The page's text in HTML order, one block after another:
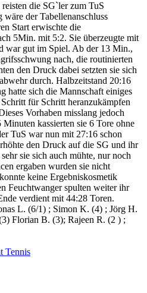
die SG`ler zum TuS
der Tabellenanschluss
Start erwischte die
5Min. mit 5:2. Sie überzeugte mit
war gut im Spiel. Ab der 13 Min.,
nach, die routinierten
den Druck dabei setzten sie sich
durch. Halbzeitstand 20:16
hatte sich die Mannschaft einiges
für Schritt heranzukämpfen
Vorhaben misslang jedoch
kassierten sie 6 Tore ohne
TuS war nun mit 27:16 schon
den Druck auf die SG und ihr
sie sich auch mühte, nur noch
ergaben wurden sie nicht
keine Ergebniskosmetik
Feuchtwanger spulten weiter ihr
verdient mit 44:28 Toren.
L. (6/1) ; Simon K. (4) ; Jörg H.
Florian B. (3); Rajeen R. (2 ) ;
Tennis